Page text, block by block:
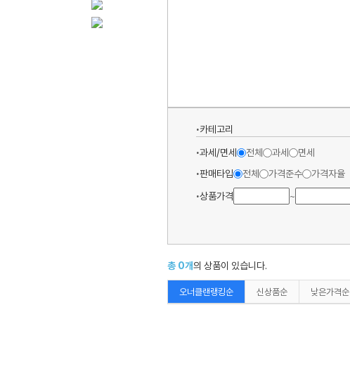
주의
BAD
카테고리
과세/면세
전체 과세 면세
판매타입
전체 가격준수 가격자율
상품가격
~
총 0개의 상품이 있습니다.
오너클랜랭킹순 신상품순 낮은가격순